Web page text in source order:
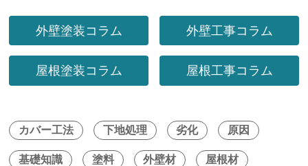
外壁塗装コラム 外壁工事コラム
屋根塗装コラム 屋根工事コラム
カバー工法 下地処理 劣化 原因
基礎知識 塗料 外壁材 屋根材